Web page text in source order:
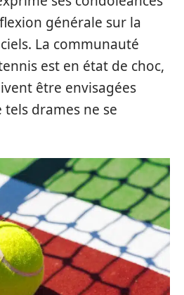
générale sur la
La communauté
est en état de choc,
être envisagées
drames ne se